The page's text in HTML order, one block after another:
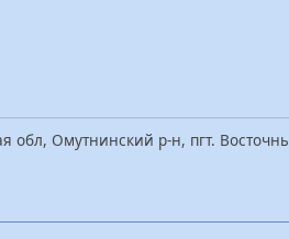
обл, Омутнинский р-н, пгт.